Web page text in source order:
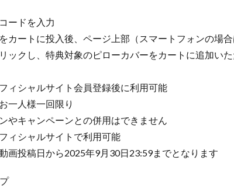
ードを入力
カートに投入後、ページ上部（スマートフォンの場
ックし、特典対象のピローカバーをカートに追加い
ィシャルサイト会員登録後に利用可能
一人様一回限り
やキャンペーンとの併用はできません
ィシャルサイトで利用可能
画投稿日から2025年9月30日23:59までとなります